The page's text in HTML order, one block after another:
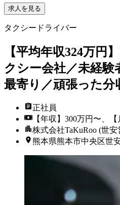
求人を見る
タクシードライバー
【平均年収324万円
クシー会社／未経験
最寄り／頑張った分
正社員
【年収】300万円〜、
株式会社TaKuRoo (世安
熊本県熊本市中央区世